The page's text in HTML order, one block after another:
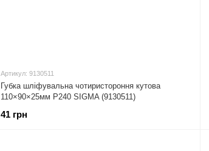
Артикул: 9130511
Губка шліфувальна чотиристороння кутова
110×90×25мм P240 SIGMA (9130511)
41 грн